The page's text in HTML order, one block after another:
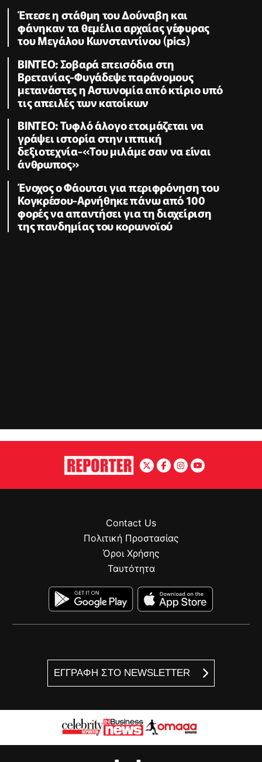
Έπεσε η στάθμη του Δούναβη και
φάνηκαν τα θεμέλια αρχαίας γέφυρας
του Μεγάλου Κωνσταντίνου (pics)
ΒΙΝΤΕΟ: Σοβαρά επεισόδια στη
Βρετανίας-Φυγάδεψε παράνομους
μετανάστες η Αστυνομία από κτίριο υπό
τις απειλές των κατοίκων
ΒΙΝΤΕΟ: Τυφλό άλογο ετοιμάζεται να
γράψει ιστορία στην ιππική
δεξιοτεχνία-«Του μιλάμε σαν να είναι
άνθρωπος»
Ένοχος ο Φάουτσι για περιφρόνηση του
Κογκρέσου-Αρνήθηκε πάνω από 100
φορές να απαντήσει για τη διαχείριση
της πανδημίας του κορωνοϊού
ΕΓΓΡΑΦΗ ΣΤΟ NEWSLETTER
Contact Us
Πολιτική Προστασίας
Όροι Χρήσης
Ταυτότητα